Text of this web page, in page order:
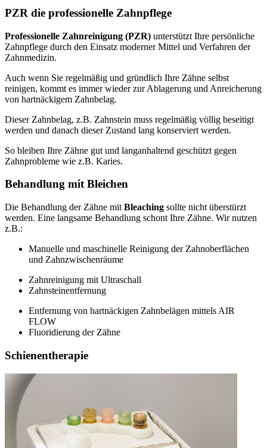
PZR die professionelle Zahnpflege
Professionelle Zahnreinigung (PZR) unterstützt Ihre persönliche
Zahnpflege durch den Einsatz moderner Mittel und Verfahren der
Zahnmedizin.
Auch wenn Sie regelmäßig und gründlich Ihre Zähne selbst
reinigen, kommt es immer wieder zur Ablagerung und Anreicherung
von hartnäckigem Zahnbelag.
Dieser Zahnbelag, z.B. Zahnstein muss regelmäßig völlig beseitigt
werden und danach dieser Zustand lang konserviert werden.
So bleiben Ihre Zähne gut und langanhaltend geschützt gegen
Zahnprobleme wie z.B. Karies.
Behandlung mit Bleichen
Die Behandlung der Zähne mit Bleaching sollte nicht überstürzt
werden. Eine langsame Behandlung schont Ihre Zähne. Wir nutzen
z.B.:
Manuelle und maschinelle Reinigung der Zahnoberflächen
und Zahnzwischenräume
Zahnreinigung mit Ultraschall
Zahnsteinentfernung
Entfernung von hartnäckigen Zahnbelägen mittels AIR
FLOW
Fluoridierung der Zähne
Schienentherapie